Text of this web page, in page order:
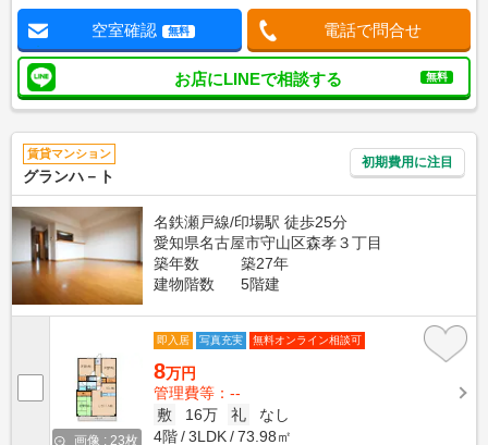
空室確認 無料 電話で問合せ
お店にLINEで相談する 無料
賃貸マンション
グランハ－ト
初期費用に注目
名鉄瀬戸線/印場駅 徒歩25分
愛知県名古屋市守山区森孝３丁目
築年数
築27年
建物階数
5階建
画像 : 23枚
即入居 写真充実 無料オンライン相談可
8万円
管理費等：--
敷
16万 礼
なし
4階
3LDK 73.98㎡